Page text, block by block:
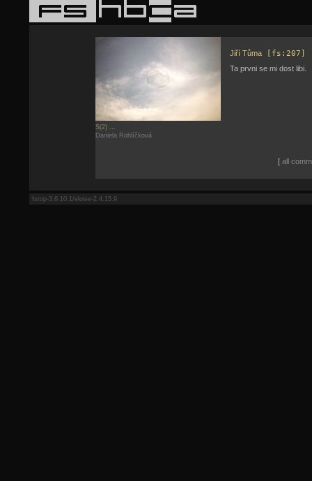
S(2) ...
Daniela Rohlíčková
Jiří Tůma [fs:207]
Ta prvni se mi dost libi.
[ all
fstop-3.6.10.1/eloise-2.4.15.9